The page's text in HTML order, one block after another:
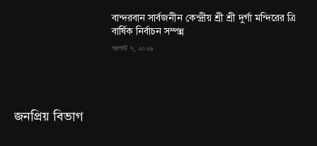
বান্দরবান সার্বজনীন কেন্দ্রীয় শ্রী শ্রী দুর্গা মন্দিরের ত্রি
বার্ষিক নির্বাচন সম্পন্ন
আগস্ট ৭, ২০২৬
জনপ্রিয় বিভাগ